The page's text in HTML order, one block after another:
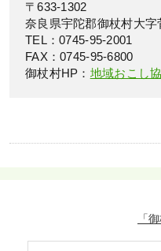
〒633-1302
奈良県宇陀郡御杖村大字
TEL：0745-95-2001
FAX：0745-95-6800
御杖村HP： 地域おこし
「